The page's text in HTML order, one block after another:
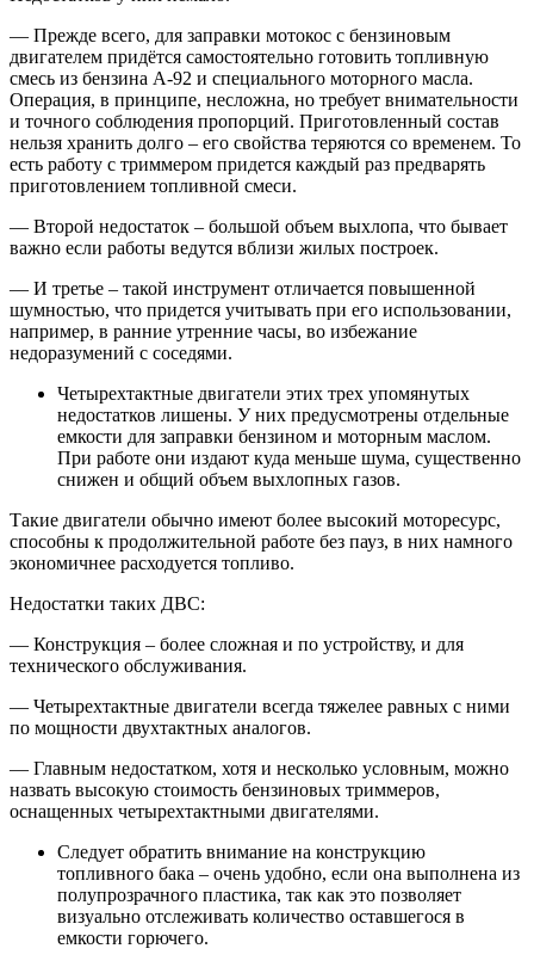
— Прежде всего, для заправки мотокос с бензиновым
двигателем придётся самостоятельно готовить топливную
смесь из бензина А-92 и специального моторного масла.
Операция, в принципе, несложна, но требует внимательности
и точного соблюдения пропорций. Приготовленный состав
нельзя хранить долго – его свойства теряются со временем. То
есть работу с триммером придется каждый раз предварять
приготовлением топливной смеси.
— Второй недостаток – большой объем выхлопа, что бывает
важно если работы ведутся вблизи жилых построек.
— И третье – такой инструмент отличается повышенной
шумностью, что придется учитывать при его использовании,
например, в ранние утренние часы, во избежание
недоразумений с соседями.
Четырехтактные двигатели этих трех упомянутых
недостатков лишены. У них предусмотрены отдельные
емкости для заправки бензином и моторным маслом.
При работе они издают куда меньше шума, существенно
снижен и общий объем выхлопных газов.
Такие двигатели обычно имеют более высокий моторесурс,
способны к продолжительной работе без пауз, в них намного
экономичнее расходуется топливо.
Недостатки таких ДВС:
— Конструкция – более сложная и по устройству, и для
технического обслуживания.
— Четырехтактные двигатели всегда тяжелее равных с ними
по мощности двухтактных аналогов.
— Главным недостатком, хотя и несколько условным, можно
назвать высокую стоимость бензиновых триммеров,
оснащенных четырехтактными двигателями.
Следует обратить внимание на конструкцию
топливного бака – очень удобно, если она выполнена из
полупрозрачного пластика, так как это позволяет
визуально отслеживать количество оставшегося в
емкости горючего.